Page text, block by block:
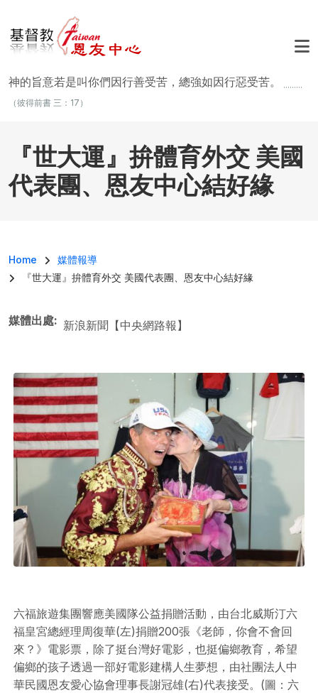
神的旨意若是叫你們因行善受苦，總強如因行惡受苦。
.........
（彼得前書 三：17）
『世大運』拚體育外交 美國
代表團、恩友中心結好緣
導航連結
Home
媒體報導
『世大運』拚體育外交 美國代表團、恩友中心結好緣
媒體出處 新浪新聞【中央網路報】
六福旅遊集團響應美國隊公益捐贈活動，由台北威斯汀六
福皇宮總經理周復華(左)捐贈200張《老師，你會不會回
來？》電影票，除了挺台灣好電影，也挺偏鄉教育，希望
偏鄉的孩子透過一部好電影建構人生夢想，由社團法人中
華民國恩友愛心協會理事長謝冠雄(右)代表接受。(圖：六